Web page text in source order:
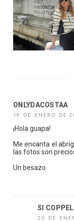
ONLYDACOSTAA
19 DE ENERO DE
¡Hola guapa!
Me encanta el
las fotos son
Un besazo
SI
20 DE